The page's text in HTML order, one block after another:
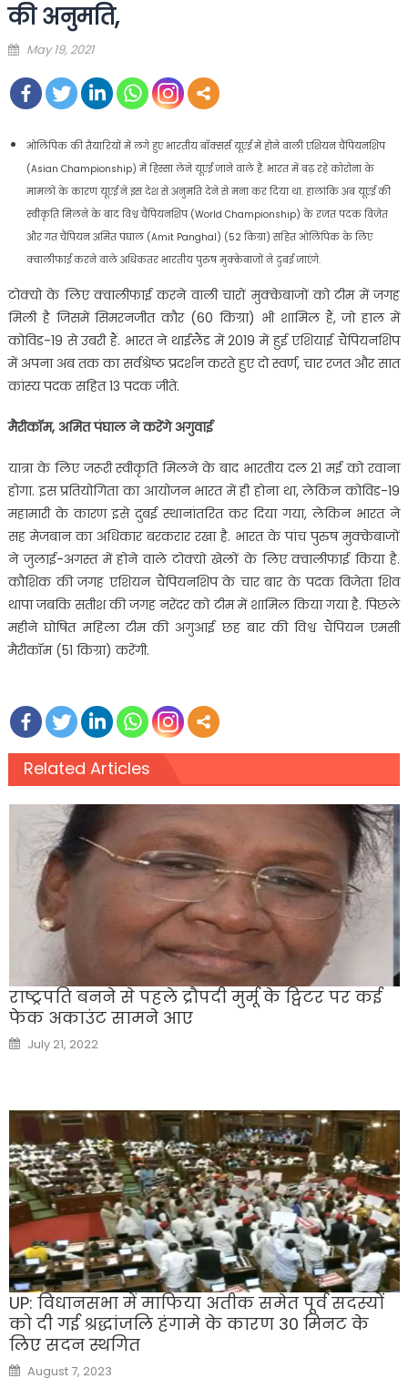
की अनुमति,
Posted
May 19, 2021
ओलिंपिक की तैयारियों में लगे हुए भारतीय बॉक्सर्स यूएई में होने वाली एशियन चैंपियनशिप
(Asian Championship) में हिस्सा लेने यूएई जाने वाले हैं. भारत में बढ़ रहे कोरोना के
मामलों के कारण यूएई ने इस देश से अनुमति देने से मना कर दिया था. हालांकि अब यूएई की
स्वीकृति मिलने के बाद विश्व चैंपियनशिप (World Championship) के रजत पदक विजेत
और गत चैंपियन अमित पंघाल (Amit Panghal) (52 किग्रा) सहित ओलिंपिक के लिए
क्वालीफाई करने वाले अधिकतर भारतीय पुरुष मुक्केबाजों ने दुबई जाएंगे.
टोक्यो के लिए क्वालीफाई करने वाली चारों मुक्केबाजों को टीम में जगह
मिली है जिसमें सिमरनजीत कौर (60 किग्रा) भी शामिल हैं, जो हाल में
कोविड-19 से उबरी हैं. भारत ने थाईलैंड में 2019 में हुई एशियाई चैंपियनशिप
में अपना अब तक का सर्वश्रेष्ठ प्रदर्शन करते हुए दो स्वर्ण, चार रजत और सात
कांस्य पदक सहित 13 पदक जीते.
मैरीकॉम, अमित पंघाल ने करेंगे अगुवाई
यात्रा के लिए जरूरी स्वीकृति मिलने के बाद भारतीय दल 21 मई को रवाना
होगा. इस प्रतियोगिता का आयोजन भारत में ही होना था, लेकिन कोविड-19
महामारी के कारण इसे दुबई स्थानांतरित कर दिया गया, लेकिन भारत ने
सह मेजबान का अधिकार बरकरार रखा है. भारत के पांच पुरुष मुक्केबाजों
ने जुलाई-अगस्त में होने वाले टोक्यो खेलों के लिए क्वालीफाई किया है.
कौशिक की जगह एशियन चैंपियनशिप के चार बार के पदक विजेता शिव
थापा जबकि सतीश की जगह नरेंदर को टीम में शामिल किया गया है. पिछले
महीने घोषित महिला टीम की अगुआई छह बार की विश्व चैंपियन एमसी
मैरीकॉम (51 किग्रा) करेंगी.
Related Articles
राष्ट्रपति बनने से पहले द्रौपदी मुर्मू के ट्विटर पर कई
फेक अकाउंट सामने आए
Posted
on
July 21, 2022
UP: विधानसभा में माफिया अतीक समेत पूर्व सदस्यों
को दी गई श्रद्धांजलि हंगामे के कारण 30 मिनट के
लिए सदन स्थगित
Posted
on
August 7, 2023